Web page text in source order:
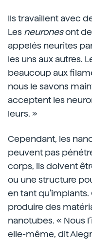
Ils travaillent avec
Les neuronesont
appelés neurites
les uns aux autres.
beaucoup aux
nous le savons
acceptent les
leurs. »
Cependant, les
peuvent pas
corps, ils doivent
ou une structure
en tant qu'implants.
produire des
nanotubes. « Nous
elle-même, dit